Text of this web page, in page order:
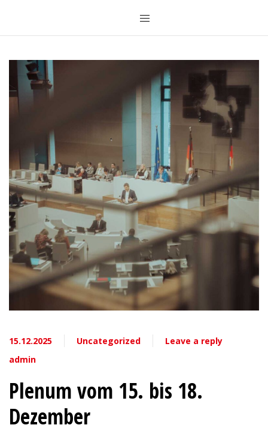
15.12.2025 Uncategorized
Leave a reply
admin
Plenum vom 15. bis 18.
Dezember